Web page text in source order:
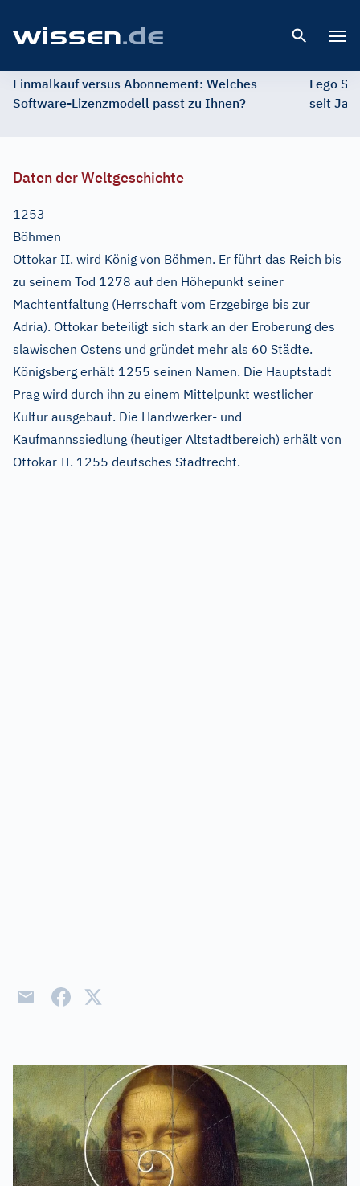
Einmalkauf versus Abonnement: Welches
Software-Lizenzmodell passt zu Ihnen?
Lego
seit
Daten der Weltgeschichte
1253
Böhmen
Ottokar II. wird König von Böhmen. Er führt das Reich bis
zu seinem Tod 1278 auf den Höhepunkt seiner
Machtentfaltung (Herrschaft vom Erzgebirge bis zur
Adria). Ottokar beteiligt sich stark an der Eroberung des
slawischen Ostens und gründet mehr als 60 Städte.
Königsberg erhält 1255 seinen Namen. Die Hauptstadt
Prag wird durch ihn zu einem Mittelpunkt westlicher
Kultur ausgebaut. Die Handwerker- und
Kaufmannssiedlung (heutiger Altstadtbereich) erhält von
Ottokar II. 1255 deutsches Stadtrecht.